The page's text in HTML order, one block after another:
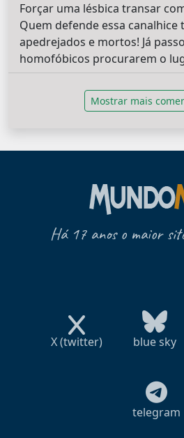
Forçar uma lésbica transar
Quem defende essa canalhice
apedrejados e mortos! Já
homofóbicos procurarem o
Mostrar mais
Há 17 anos o maior
X (twitter) blue sky
telegram